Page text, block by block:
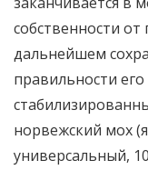
собственности
дальнейшем
правильности
норвежский мох
универсальный,